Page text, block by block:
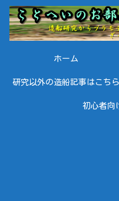
ホーム
研究以外の造船記事はこちら
初心者向